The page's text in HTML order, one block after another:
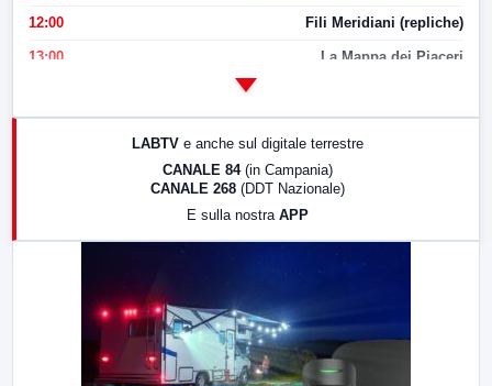
12:00 Fili Meridiani (repliche)
13:00 La Mappa dei Piaceri
LABTV e anche sul digitale terrestre
CANALE 84 (in Campania)
CANALE 268 (DDT Nazionale)
E sulla nostra APP